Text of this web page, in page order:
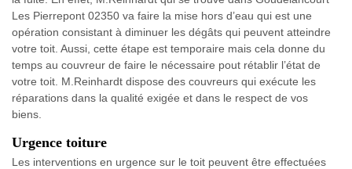
Les Pierrepont 02350 va faire la mise hors d’eau qui est une
opération consistant à diminuer les dégâts qui peuvent atteindre
votre toit. Aussi, cette étape est temporaire mais cela donne du
temps au couvreur de faire le nécessaire pout rétablir l’état de
votre toit. M.Reinhardt dispose des couvreurs qui exécute les
réparations dans la qualité exigée et dans le respect de vos
biens.
Urgence toiture
Les interventions en urgence sur le toit peuvent être effectuées